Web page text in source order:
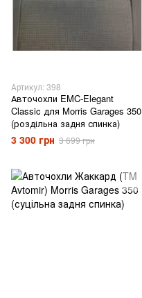
Артикул: 398
Авточохли EMC-Elegant
Classic для Morris Garages 350
(роздільна задня спинка)
3 300 грн 3 699 грн